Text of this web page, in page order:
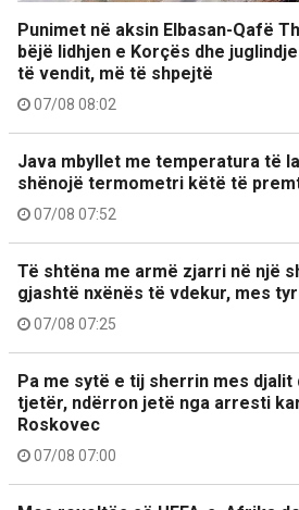
Punimet në aksin Elbasan-Qafë
bëjë lidhjen e Korçës dhe
të vendit, më të shpejtë
07/08 08:02
Java mbyllet me temperatura të
shënojë termometri këtë të
07/08 07:52
Të shtëna me armë zjarri në një
gjashtë nxënës të vdekur, mes
07/08 07:25
Pa me sytë e tij sherrin mes djalit
tjetër, ndërron jetë nga arresti
Roskovec
07/08 07:00